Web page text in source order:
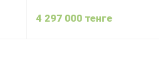
4 297 000 тенге